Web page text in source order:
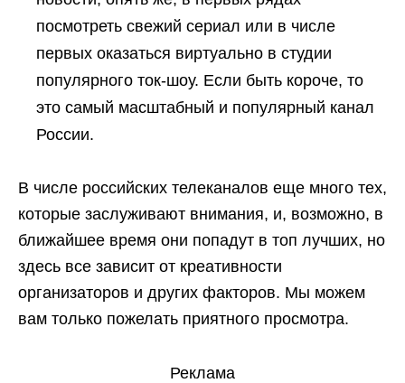
посмотреть свежий сериал или в числе
первых оказаться виртуально в студии
популярного ток-шоу. Если быть короче, то
это самый масштабный и популярный канал
России.
В числе российских телеканалов еще много тех,
которые заслуживают внимания, и, возможно, в
ближайшее время они попадут в топ лучших, но
здесь все зависит от креативности
организаторов и других факторов. Мы можем
вам только пожелать приятного просмотра.
Реклама